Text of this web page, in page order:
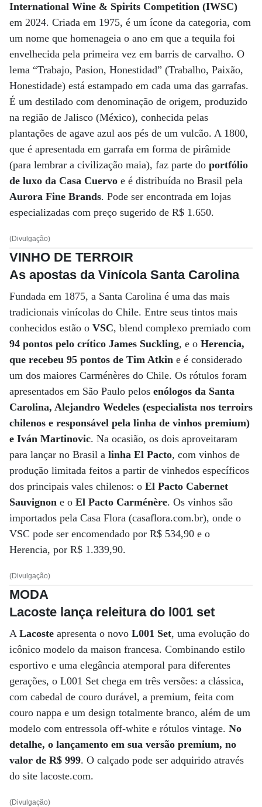
International Wine & Spirits Competition (IWSC)
em 2024. Criada em 1975, é um ícone da categoria, com
um nome que homenageia o ano em que a tequila foi
envelhecida pela primeira vez em barris de carvalho. O
lema “Trabajo, Pasion, Honestidad” (Trabalho, Paixão,
Honestidade) está estampado em cada uma das garrafas.
É um destilado com denominação de origem, produzido
na região de Jalisco (México), conhecida pelas
plantações de agave azul aos pés de um vulcão. A 1800,
que é apresentada em garrafa em forma de pirâmide
(para lembrar a civilização maia), faz parte do portfólio
de luxo da Casa Cuervo e é distribuída no Brasil pela
Aurora Fine Brands. Pode ser encontrada em lojas
especializadas com preço sugerido de R$ 1.650.
(Divulgação)
VINHO DE TERROIR
As apostas da Vinícola Santa Carolina
Fundada em 1875, a Santa Carolina é uma das mais
tradicionais vinícolas do Chile. Entre seus tintos mais
conhecidos estão o VSC, blend complexo premiado com
94 pontos pelo crítico James Suckling, e o Herencia,
que recebeu 95 pontos de Tim Atkin e é considerado
um dos maiores Carménères do Chile. Os rótulos foram
apresentados em São Paulo pelos enólogos da Santa
Carolina, Alejandro Wedeles (especialista nos terroirs
chilenos e responsável pela linha de vinhos premium)
e Iván Martinovic. Na ocasião, os dois aproveitaram
para lançar no Brasil a linha El Pacto, com vinhos de
produção limitada feitos a partir de vinhedos específicos
dos principais vales chilenos: o El Pacto Cabernet
Sauvignon e o El Pacto Carménère. Os vinhos são
importados pela Casa Flora (casaflora.com.br), onde o
VSC pode ser encomendado por R$ 534,90 e o
Herencia, por R$ 1.339,90.
(Divulgação)
MODA
Lacoste lança releitura do l001 set
A Lacoste apresenta o novo L001 Set, uma evolução do
icônico modelo da maison francesa. Combinando estilo
esportivo e uma elegância atemporal para diferentes
gerações, o L001 Set chega em três versões: a clássica,
com cabedal de couro durável, a premium, feita com
couro nappa e um design totalmente branco, além de um
modelo com entressola off-white e rótulos vintage. No
detalhe, o lançamento em sua versão premium, no
valor de R$ 999. O calçado pode ser adquirido através
do site lacoste.com.
(Divulgação)